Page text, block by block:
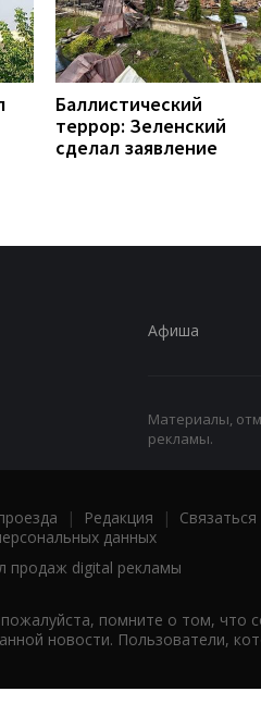
Баллистический
террор: Зеленский
сделал заявление
Афиша
Материалы,
рекламы.
| Редакция |
данных
продаж digital рекламы
помните о том, что
новости. Пользователи,